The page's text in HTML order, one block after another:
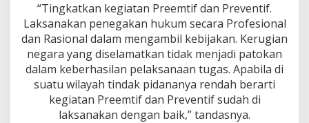
“Tingkatkan kegiatan Preemtif dan Preventif.
Laksanakan penegakan hukum secara Profesional
dan Rasional dalam mengambil kebijakan. Kerugian
negara yang diselamatkan tidak menjadi patokan
dalam keberhasilan pelaksanaan tugas. Apabila di
suatu wilayah tindak pidananya rendah berarti
kegiatan Preemtif dan Preventif sudah di
laksanakan dengan baik,” tandasnya.